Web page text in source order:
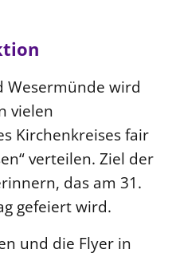
Wesermünde wird
vielen
Kirchenkreises fair
verteilen. Ziel der
das am 31.
gefeiert wird.
und die Flyer in